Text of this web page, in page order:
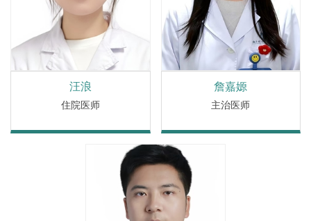
汪浪
住院医师
詹嘉嫄
主治医师